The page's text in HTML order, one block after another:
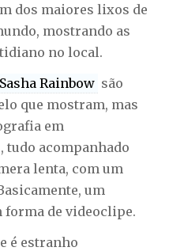
dos maiores lixos de
mostrando as
no local.
Sasha Rainbow são
que mostram, mas
em
tudo acompanhado
lenta, com um
um
forma de videoclipe.
é estranho